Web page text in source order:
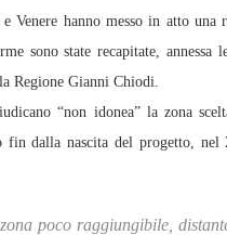
Venere hanno messo in atto
sono state recapitate,
Regione Gianni Chiodi.
“non idonea” la zona
dalla nascita del progetto,
poco raggiungibile,